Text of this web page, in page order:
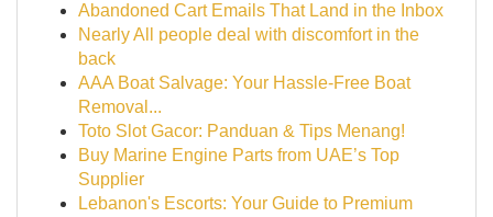
Abandoned Cart Emails That Land in the Inbox
Nearly All people deal with discomfort in the
back
AAA Boat Salvage: Your Hassle-Free Boat
Removal...
Toto Slot Gacor: Panduan & Tips Menang!
Buy Marine Engine Parts from UAE’s Top
Supplier
Lebanon's Escorts: Your Guide to Premium